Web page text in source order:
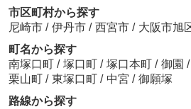
市区町村から探す
尼崎市 / 伊丹市 / 西宮市 / 大阪市旭
町名から探す
南塚口町 / 塚口町 / 塚口本町 / 御園 /
栗山町 / 東塚口町 / 中宮 / 御願塚
路線から探す